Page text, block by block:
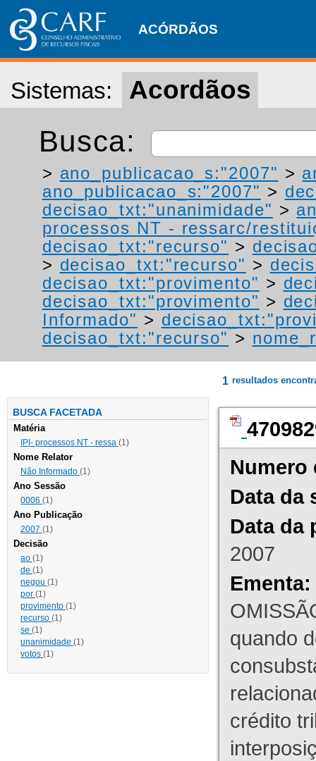
ACÓRDÃOS
Sistemas: Acordãos
Busca:
> ano_publicacao_s:"2007" >
ano_publicacao_s:"2007" >
decisao_txt:"unanimidade" >
processos NT - ressarc/
decisao_txt:"recurso" >
> decisao_txt:"recurso" >
decisao_txt:"provimento" >
decisao_txt:"provimento" >
Informado" >
decisao_txt:"recurso" >
BUSCA FACETADA
Matéria
IPI- processos NT - ressa (1)
Nome Relator
Não Informado (1)
Ano Sessão
0006 (1)
Ano Publicação
2007 (1)
Decisão
ao (1)
de (1)
negou (1)
por (1)
provimento (1)
recurso (1)
se (1)
unanimidade (1)
votos (1)
1 resultados
Numero
Data da
Data da
2007
Ementa:
quando
crédito